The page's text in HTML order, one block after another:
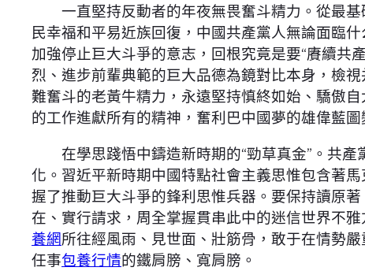
一直堅持反動者的年夜無畏奮斗精力。從最基
民幸福和平易近族回復，中國共產黨人無論面臨
加強停止巨大斗爭的意志，回根究竟是要“賡續共
烈、進步前輩典範的巨大品德為鏡對比本身，檢視
難奮斗的老黃牛精力，永遠堅持慎終如始、驕傲
的工作進獻所有的精神，奮利巴中國夢的雄偉藍圖
在學思踐悟中鑄造新時期的“勁草真金”。共產
化。習近平新時期中國特點社會主義思惟包含著
握了推動巨大斗爭的鋒利思惟兵器。要保持讀原
在、實行請求，周全掌握貫串此中的迷信世界不
養網所往經風雨、見世面、壯筋骨，敢于在情勢
任事包養行情的鐵肩膀、寬肩膀。